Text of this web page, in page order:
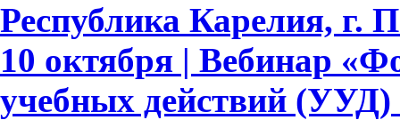
Республика Карелия, г.
10 октября | Вебинар
учебных действий